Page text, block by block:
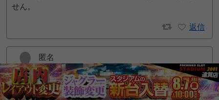
せん。
返信
匿名
2021年8月4日 11:56 AM
週末、特定日、ゾロ目日全てにおいて全台の10分の1も